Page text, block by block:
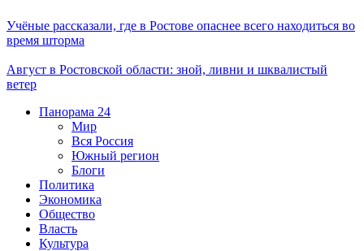
Учёные рассказали, где в Ростове опаснее всего находиться во
время шторма
Август в Ростовской области: зной, ливни и шквалистый
ветер
Панорама 24
Мир
Вся Россия
Южный регион
Блоги
Политика
Экономика
Общество
Власть
Культура